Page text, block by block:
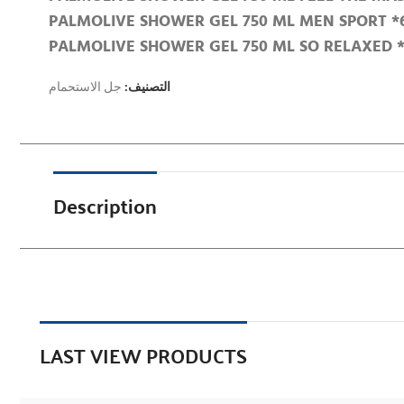
PALMOLIVE SHOWER GEL 750 ML MEN SPORT
PALMOLIVE SHOWER GEL 750 ML SO RELAXED
التصنيف: جل الاستحمام
Description
LAST VIEW PRODUCTS